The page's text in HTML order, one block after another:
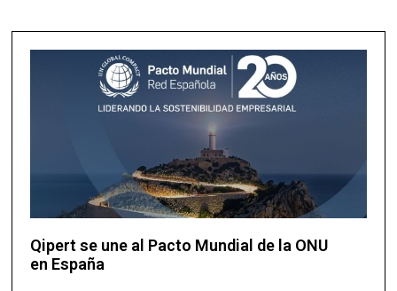
Qipert se une al Pacto Mundial de la ONU
en España